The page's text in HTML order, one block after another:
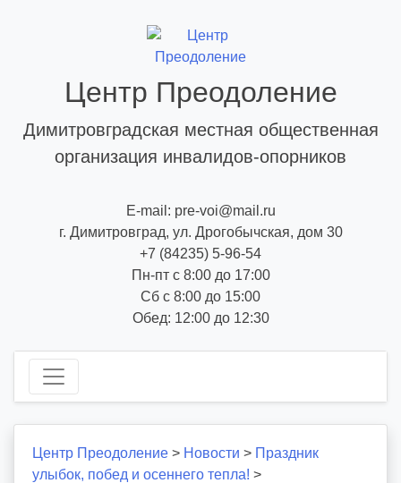
Центр Преодоление
Димитровградская местная общественная
организация инвалидов-опорников
E-mail: pre-voi@mail.ru
г. Димитровград, ул. Дрогобычская, дом 30
+7 (84235) 5-96-54
Пн-пт с 8:00 до 17:00
Сб с 8:00 до 15:00
Обед: 12:00 до 12:30
Центр Преодоление > Новости > Праздник
улыбок, побед и осеннего тепла! >